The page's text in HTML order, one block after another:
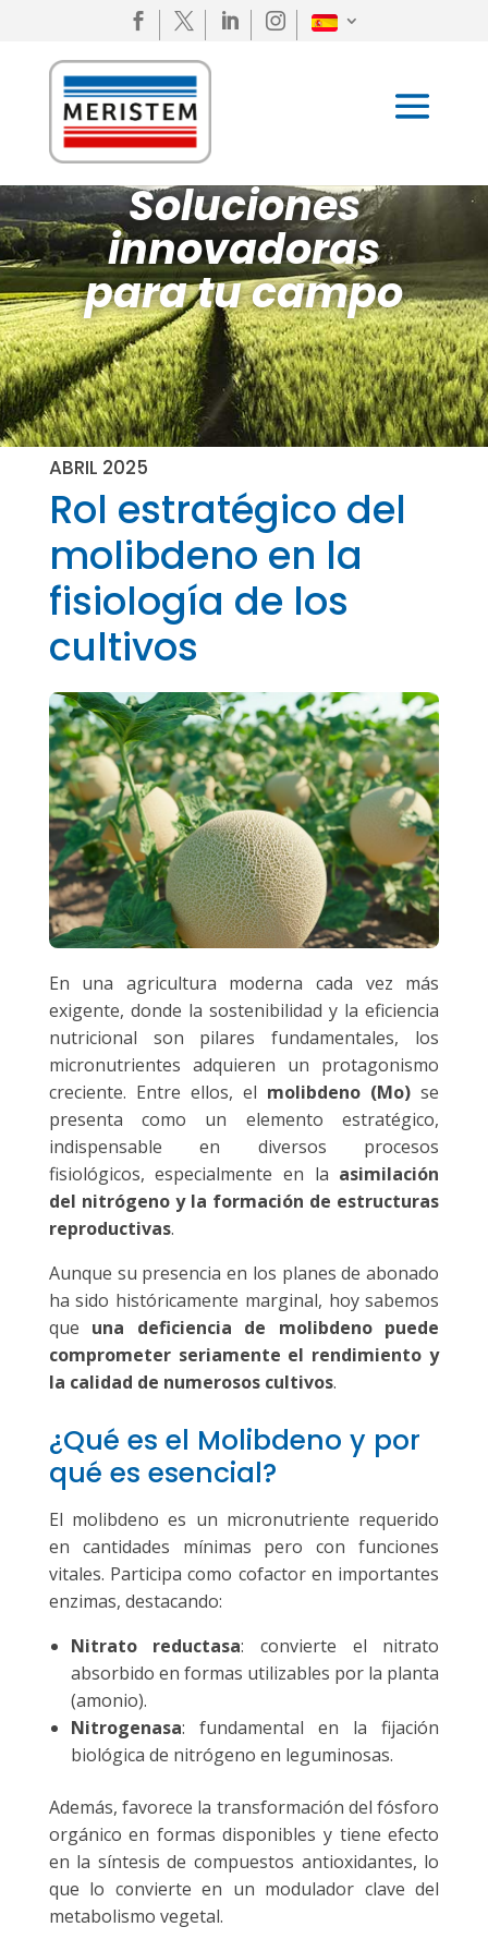
   
Soluciones
innovadoras
para tu campo
ABRIL 2025
Rol estratégico del
molibdeno en la
fisiología de los
cultivos
En una agricultura moderna cada vez más
exigente, donde la sostenibilidad y la eficiencia
nutricional son pilares fundamentales, los
micronutrientes adquieren un protagonismo
creciente. Entre ellos, el molibdeno (Mo) se
presenta como un elemento estratégico,
indispensable en diversos procesos
fisiológicos, especialmente en la asimilación
del nitrógeno y la formación de estructuras
reproductivas.
Aunque su presencia en los planes de abonado
ha sido históricamente marginal, hoy sabemos
que una deficiencia de molibdeno puede
comprometer seriamente el rendimiento y
la calidad de numerosos cultivos.
¿Qué es el Molibdeno y por
qué es esencial?
El molibdeno es un micronutriente requerido
en cantidades mínimas pero con funciones
vitales. Participa como cofactor en importantes
enzimas, destacando:
Nitrato reductasa: convierte el nitrato
absorbido en formas utilizables por la planta
(amonio).
Nitrogenasa: fundamental en la fijación
biológica de nitrógeno en leguminosas.
Además, favorece la transformación del fósforo
orgánico en formas disponibles y tiene efecto
en la síntesis de compuestos antioxidantes, lo
que lo convierte en un modulador clave del
metabolismo vegetal.